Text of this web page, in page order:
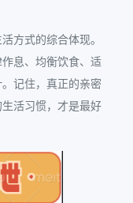
方式的综合体现。
息、均衡饮食、适
记住，真正的亲密
活习惯，才是最好